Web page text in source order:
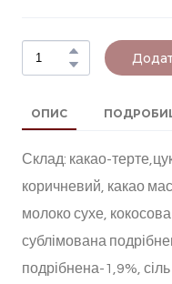
ОПИС
Склад: какао-
коричневий, какао
молоко сухе,
сублімована
подрібнена-1,9%,